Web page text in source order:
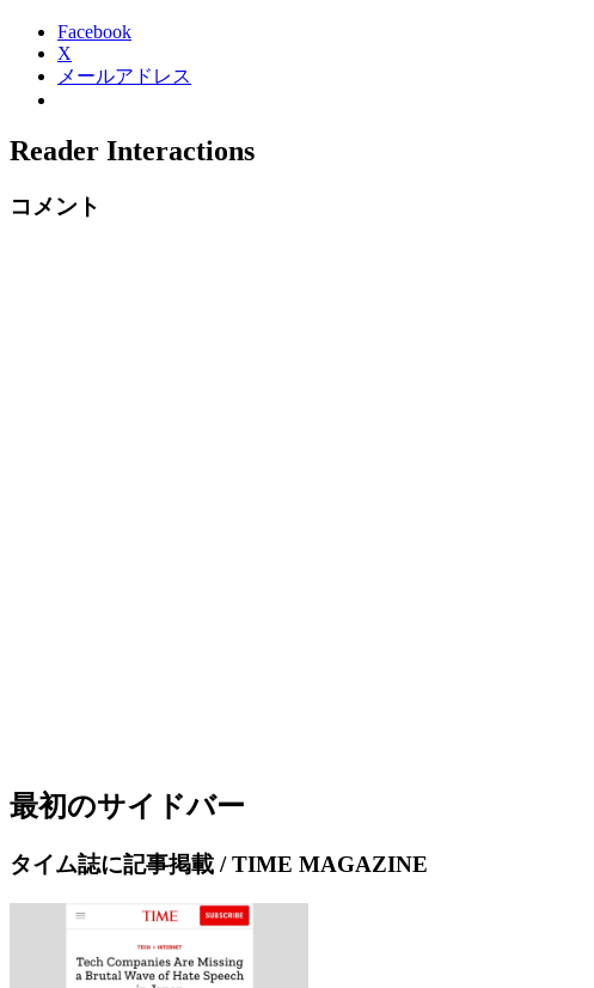
Facebook
X
メールアドレス
Reader Interactions
コメント
最初のサイドバー
タイム誌に記事掲載 / TIME MAGAZINE